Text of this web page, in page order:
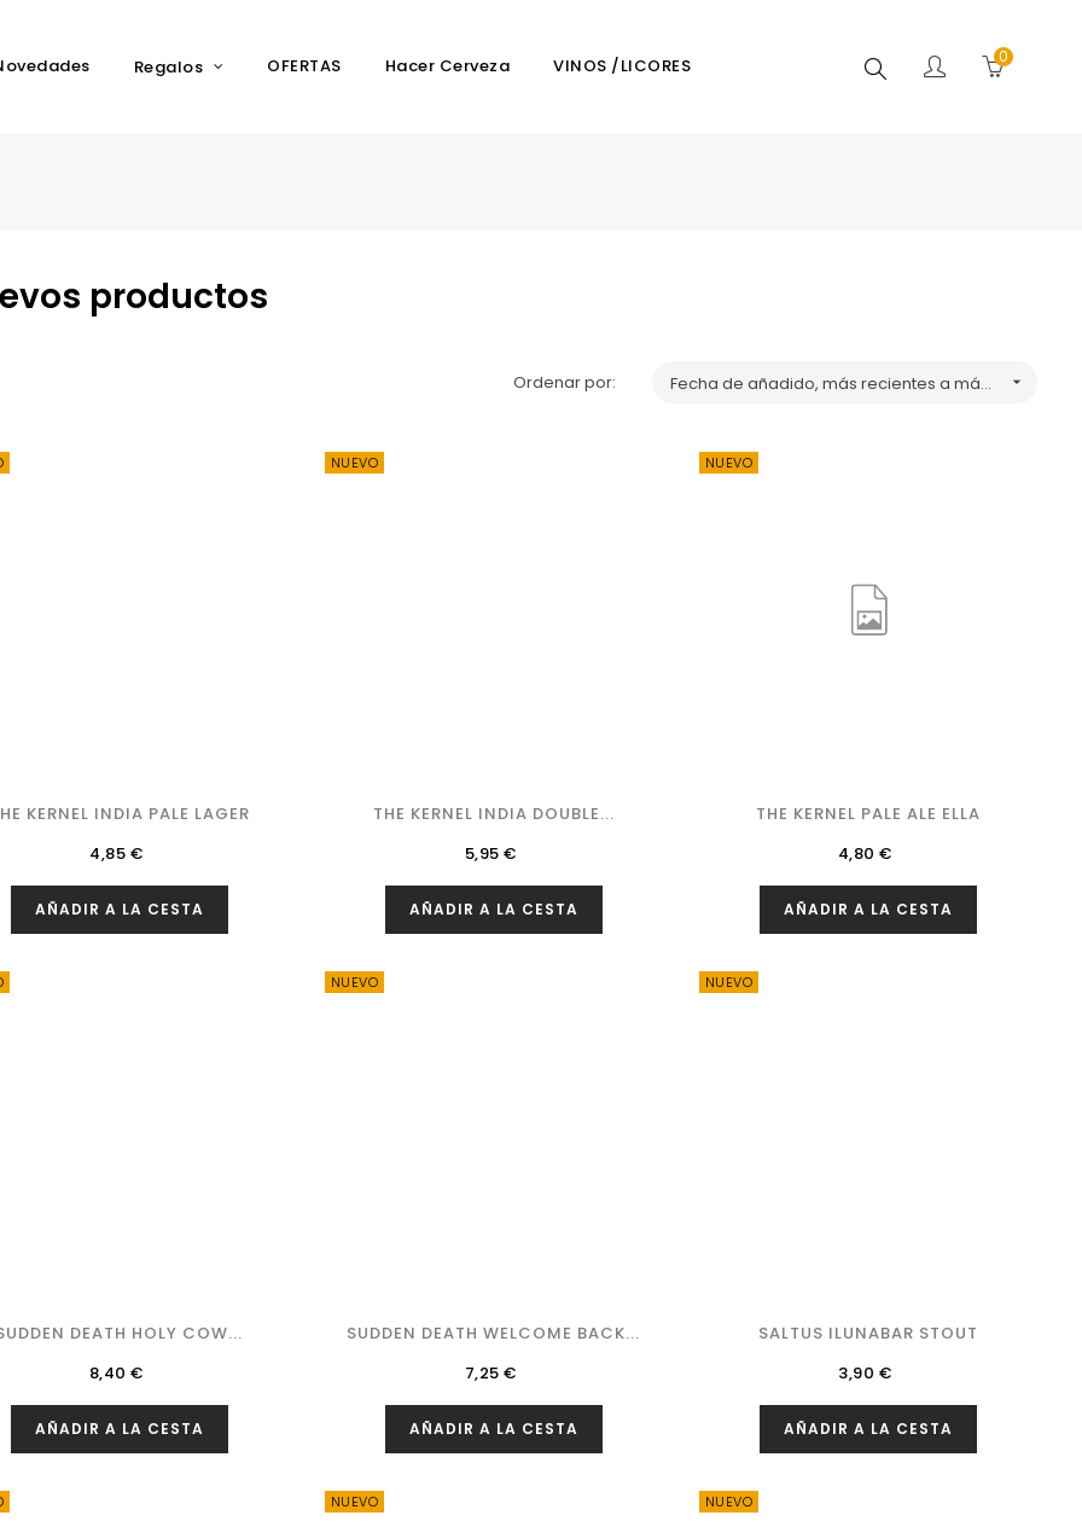
Regalos OFERTAS Hacer Cerveza VINOS /LICORES Buscar 0
productos
Ordenar por: Fecha de añadido, más recientes a más antiguos

KERNEL INDIA PALE LAGER
Precio
4,85 €
AÑADIR A LA CESTA
NUEVO
THE KERNEL INDIA DOUBLE...
Precio
5,95 €
AÑADIR A LA CESTA
NUEVO
THE KERNEL PALE ALE ELLA
Precio
4,80 €
AÑADIR A LA CESTA
DEATH HOLY COW...
Precio
8,40 €
AÑADIR A LA CESTA
NUEVO
SUDDEN DEATH WELCOME BACK...
Precio
7,25 €
AÑADIR A LA CESTA
NUEVO
SALTUS ILUNABAR STOUT
Precio
3,90 €
AÑADIR A LA CESTA
NUEVO NUEVO